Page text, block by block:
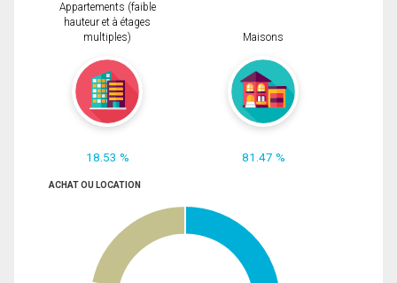
Appartements (faible
hauteur et à étages
multiples)
18.53 %
Maisons
81.47 %
ACHAT OU LOCATION